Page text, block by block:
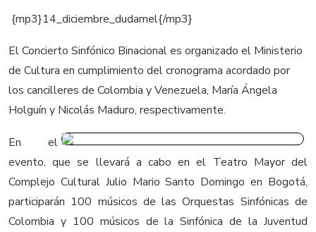
{mp3}14_diciembre_dudamel{/mp3}
El Concierto Sinfónico Binacional es organizado el Ministerio
de Cultura en cumplimiento del cronograma acordado por
los cancilleres de Colombia y Venezuela, María Ángela
Holguín y Nicolás Maduro, respectivamente.
En el
evento, que se llevará a cabo en el Teatro Mayor del
Complejo Cultural Julio Mario Santo Domingo en Bogotá,
participarán 100 músicos de las Orquestas Sinfónicas de
Colombia y 100 músicos de la Sinfónica de la Juventud